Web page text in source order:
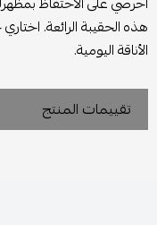
هذه الحقيبة الرائعة.
الأناقة اليومية.
تقييمات المنتج